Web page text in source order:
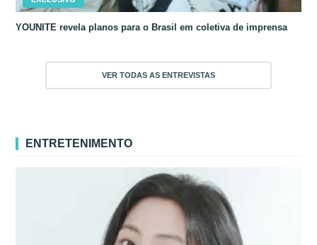
YOUNITE revela planos para o Brasil em coletiva de imprensa
VER TODAS AS ENTREVISTAS
ENTRETENIMENTO